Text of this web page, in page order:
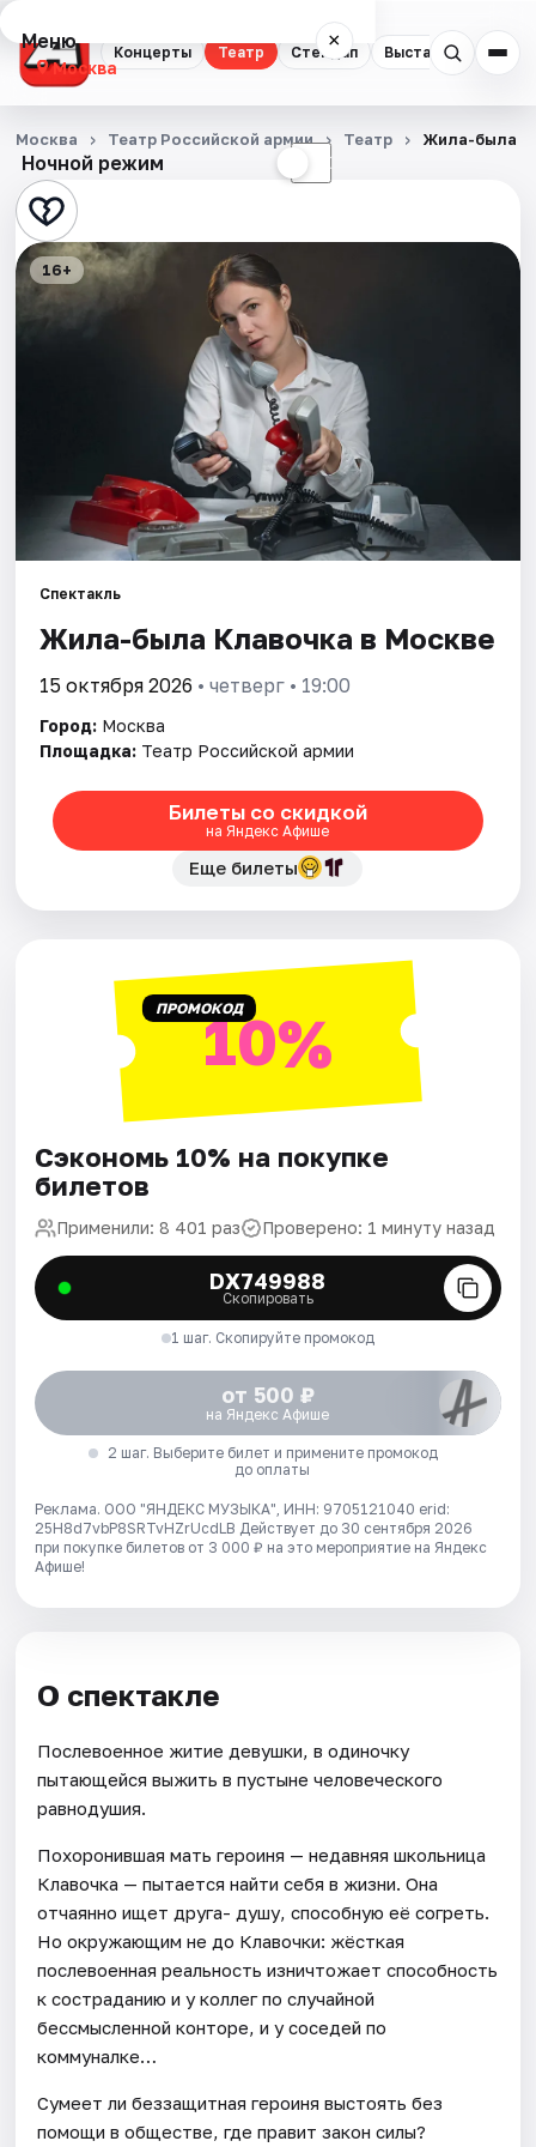
Концерты Театр Стендап Выставки
Меню ×
Москва
Концерты
Театр
Стендап
Выставки
События
Города
Площадки
Рейтинги
Ночной режим ☾
Москва Театр Российской армии Театр Жила-была
16+
Спектакль
Жила-была Клавочка в Москве
15 октября 2026 • четверг • 19:00
Город: Москва
Площадка: Театр Российской армии
Билеты со скидкой
на Яндекс Афише
Еще билеты
ПРОМОКОД10%
Сэкономь 10% на покупке
билетов
Применили: 8 401 раз Проверено: 1 минуту назад
DX749988
Скопировать
1 шаг. Скопируйте промокод
от 500 ₽
на Яндекс Афише
2 шаг. Выберите билет и примените промокод
до оплаты
Реклама. ООО "ЯНДЕКС МУЗЫКА", ИНН: 9705121040 erid:
25H8d7vbP8SRTvHZrUcdLB Действует до 30 сентября 2026
при покупке билетов от 3 000 ₽ на это мероприятие на Яндекс
Афише!
О спектакле
Послевоенное житие девушки, в одиночку
пытающейся выжить в пустыне человеческого
равнодушия.
Похоронившая мать героиня — недавняя школьница
Клавочка — пытается найти себя в жизни. Она
отчаянно ищет друга- душу, способную её согреть.
Но окружающим не до Клавочки: жёсткая
послевоенная реальность изничтожает способность
к состраданию и у коллег по случайной
бессмысленной конторе, и у соседей по
коммуналке…
Сумеет ли беззащитная героиня выстоять без
помощи в обществе, где правит закон силы?